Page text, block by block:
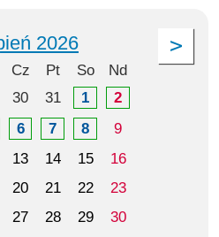
2026
Cz Pt So
Nd
30 31 1
2
6 7 8
9
13 14 15
16
20 21 22
23
27 28 29
30